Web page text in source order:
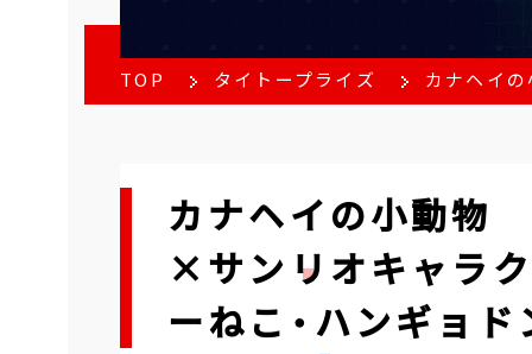
TOP タイトープライズ カナヘイ
カナヘイの小動物
×サンリオキャラ
ーねこ・ハンギョド